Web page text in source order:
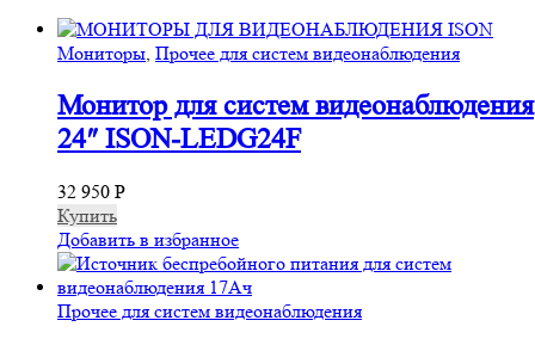
Мониторы, Прочее для систем видеонаблюдения
Монитор для систем видеонаблюдения
24″ ISON-LEDG24F
32 950 Р
Купить
Добавить в избранное
Прочее для систем видеонаблюдения